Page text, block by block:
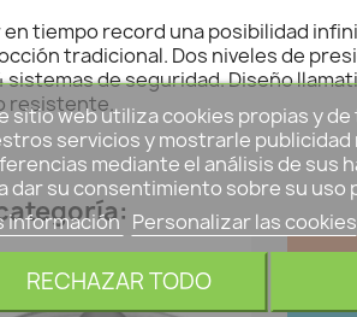
tiempo record una posibilidad
tradicional. Dos niveles de
de seguridad. Diseño
resistente.
sitio web utiliza cookies propias y
servicios y mostrarle publicidad
mediante el análisis de sus
dar su consentimiento sobre su uso
información Personalizar las cookies
RECHAZAR TODO